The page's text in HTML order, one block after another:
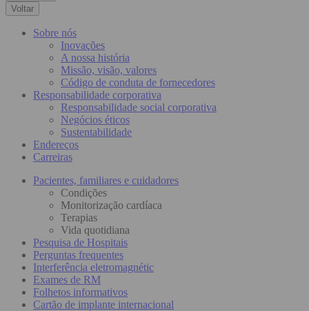
Voltar
Sobre nós
Inovações
A nossa história
Missão, visão, valores
Código de conduta de fornecedores
Responsabilidade corporativa
Responsabilidade social corporativa
Negócios éticos
Sustentabilidade
Endereços
Carreiras
Pacientes, familiares e cuidadores
Condições
Monitorização cardíaca
Terapias
Vida quotidiana
Pesquisa de Hospitais
Perguntas frequentes
Interferência eletromagnétic
Exames de RM
Folhetos informativos
Cartão de implante internacional